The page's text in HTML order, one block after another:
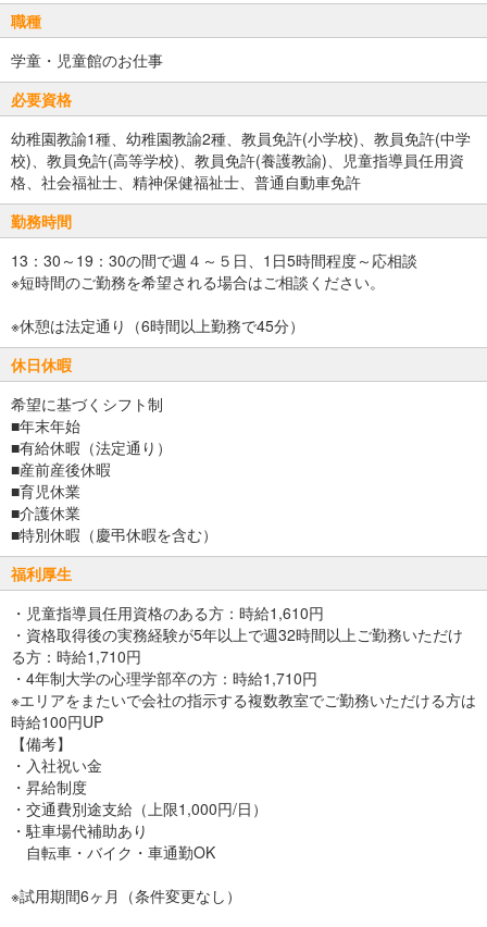
職種
学童・児童館のお仕事
必要資格
幼稚園教諭1種、幼稚園教諭2種、教員免許(小学校)、教員免許(中学
校)、教員免許(高等学校)、教員免許(養護教諭)、児童指導員任用資
格、社会福祉士、精神保健福祉士、普通自動車免許
勤務時間
13：30～19：30の間で週４～５日、1日5時間程度～応相談
※短時間のご勤務を希望される場合はご相談ください。
※休憩は法定通り（6時間以上勤務で45分）
休日休暇
希望に基づくシフト制
■年末年始
■有給休暇（法定通り）
■産前産後休暇
■育児休業
■介護休業
■特別休暇（慶弔休暇を含む）
福利厚生
・児童指導員任用資格のある方：時給1,610円
・資格取得後の実務経験が5年以上で週32時間以上ご勤務いただけ
る方：時給1,710円
・4年制大学の心理学部卒の方：時給1,710円
※エリアをまたいで会社の指示する複数教室でご勤務いただける方は
時給100円UP
【備考】
・入社祝い金
・昇給制度
・交通費別途支給（上限1,000円/日）
・駐車場代補助あり
自転車・バイク・車通勤OK
※試用期間6ヶ月（条件変更なし）